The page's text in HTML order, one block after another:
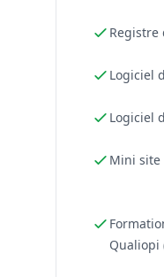
Logiciel
Logiciel
Mini site
Qualiopi